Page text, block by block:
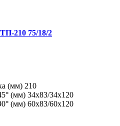
210 75/18/2
(мм) 210
(мм) 34х83/34х120
(мм) 60х83/60х120